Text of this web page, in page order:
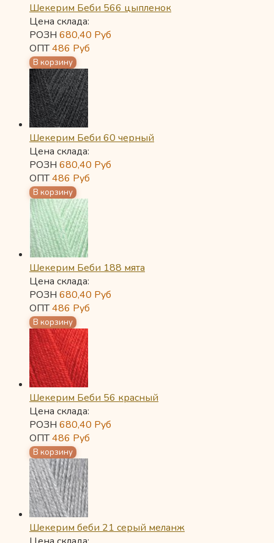
Шекерим Беби 566 цыпленок
Цена склада:
РОЗН 680,40 Руб
ОПТ486 Руб
Шекерим Беби 60 черный
Цена склада:
РОЗН 680,40 Руб
ОПТ486 Руб
Шекерим Беби 188 мята
Цена склада:
РОЗН 680,40 Руб
ОПТ486 Руб
Шекерим Беби 56 красный
Цена склада:
РОЗН 680,40 Руб
ОПТ486 Руб
Шекерим беби 21 серый меланж